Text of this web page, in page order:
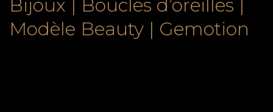
Bijoux | Boucles d’oreilles |
Modèle Beauty | Gemotion